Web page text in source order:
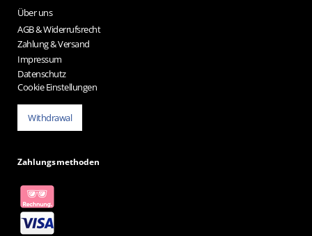
Über uns
AGB & Widerrufsrecht
Zahlung & Versand
Impressum
Datenschutz
Cookie Einstellungen
Withdrawal
Zahlungsmethoden